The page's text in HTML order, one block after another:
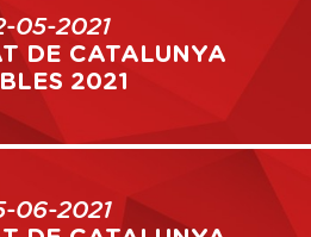
05-2021
DE CATALUNYA
2021
06-2021